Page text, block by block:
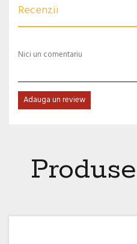
Recenzii
Nici un comentariu
Adauga un review